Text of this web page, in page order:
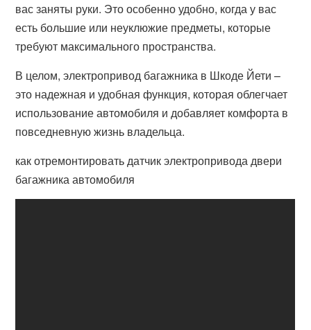
вас заняты руки. Это особенно удобно, когда у вас
есть большие или неуклюжие предметы, которые
требуют максимального пространства.
В целом, электропривод багажника в Шкоде Йети –
это надежная и удобная функция, которая облегчает
использование автомобиля и добавляет комфорта в
повседневную жизнь владельца.
как отремонтировать датчик электропривода двери
багажника автомобиля